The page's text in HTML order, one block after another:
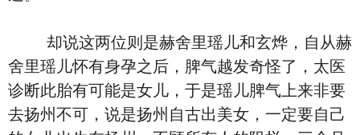
却说这两位则是赫舍里瑶儿和玄烨，自从赫
舍里瑶儿怀有身孕之后，脾气越发奇怪了，太医
诊断此胎有可能是女儿，于是瑶儿脾气上来非要
去扬州不可，说是扬州自古出美女，一定要自己